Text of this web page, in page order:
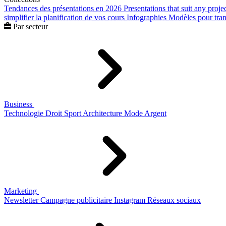
Tendances des présentations en 2026 Presentations that suit any
simplifier la planification de vos cours Infographies Modèles pour
Par secteur
Business
Technologie Droit Sport Architecture Mode Argent
Marketing
Newsletter Campagne publicitaire Instagram Réseaux sociaux